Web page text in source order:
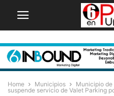
Home Municipios Municipio de
suspende servicio de Valet Parking